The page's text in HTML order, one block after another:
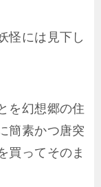
怪には見下し
を幻想郷の住
簡素かつ唐突
買ってそのま